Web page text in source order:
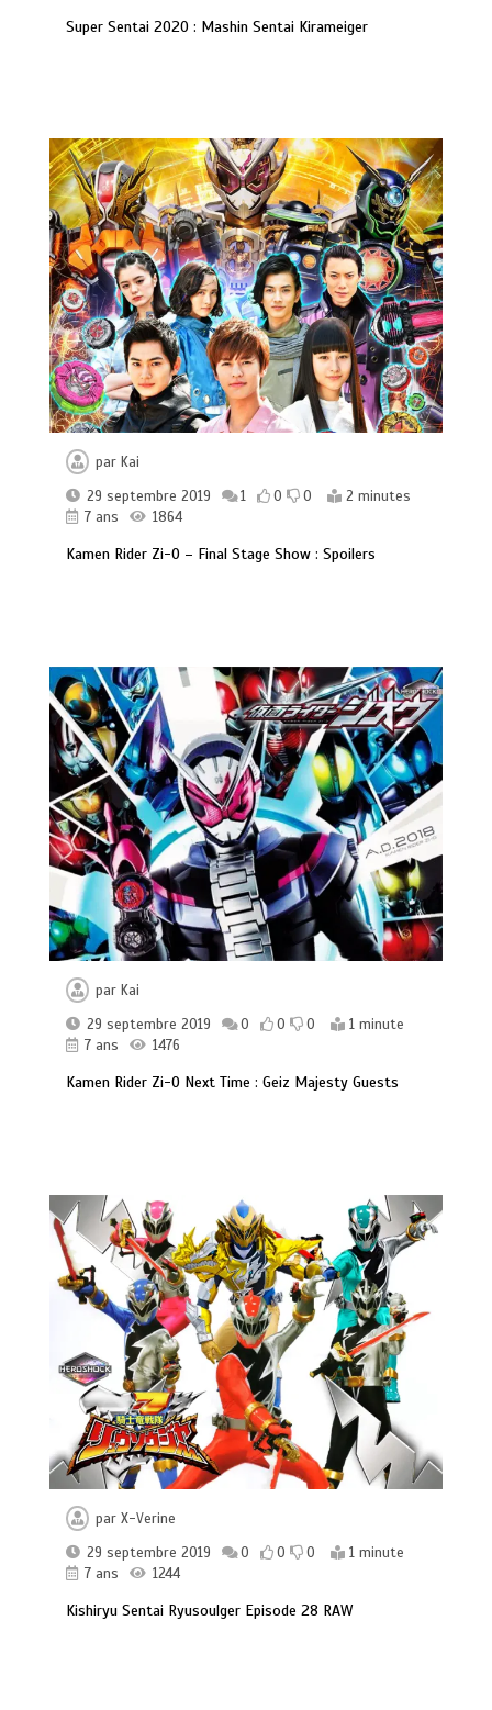
Super Sentai 2020 : Mashin Sentai Kirameiger
parKai
29 septembre 2019
1 0 0
2 minutes
7 ans
1864
Kamen Rider Zi-O – Final Stage Show : Spoilers
par Kai
29 septembre 2019
0 0 0
1 minute
7 ans
1476
Kamen Rider Zi-O Next Time : Geiz Majesty Guests
parX-Verine
29 septembre 2019
0 0 0
1 minute
7 ans
1244
Kishiryu Sentai Ryusoulger Episode 28 RAW